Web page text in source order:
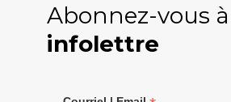
Abonnez-vous à
infolettre